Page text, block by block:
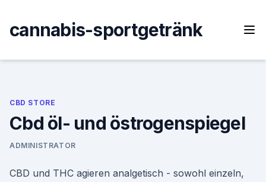
content
cannabis-sportgetränk
CBD STORE
Cbd öl- und östrogenspiegel
ADMINISTRATOR
CBD und THC agieren analgetisch - sowohl einzeln,